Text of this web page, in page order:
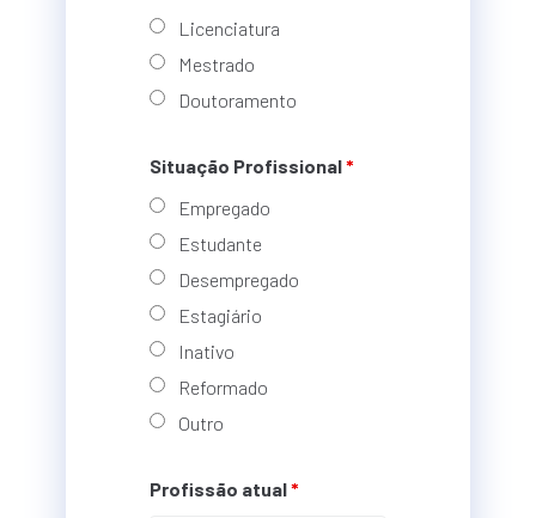
Licenciatura
Mestrado
Doutoramento
Situação Profissional*
Empregado
Estudante
Desempregado
Estagiário
Inativo
Reformado
Outro
Profissão atual*